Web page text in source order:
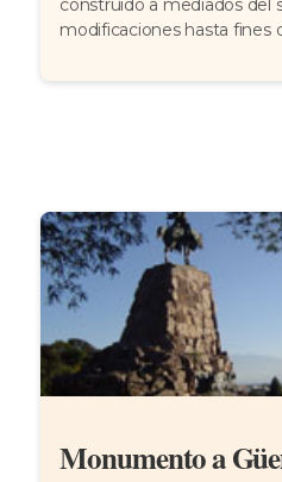
construido a mediados del
modificaciones hasta fines
Monumento a